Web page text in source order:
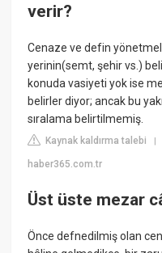
verir?
Cenaze ve defin
yerinin(semt, şehir vs.)
konuda vasiyeti yok ise
belirler diyor; ancak bu
sıralama belirtilmemiş.
Kaynak kaldırma talebi
haber365.com.tr
Üst üste mezar
Önce defnedilmiş olan